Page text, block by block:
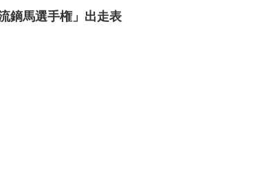
鏑馬選手権」出走表